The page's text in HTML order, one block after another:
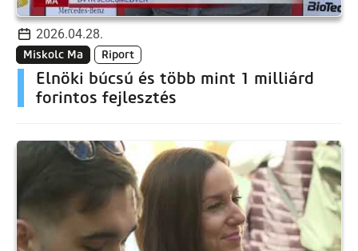
2026.04.28.
Miskolc Ma Riport
Elnöki búcsú és több mint 1 milliárd
forintos fejlesztés